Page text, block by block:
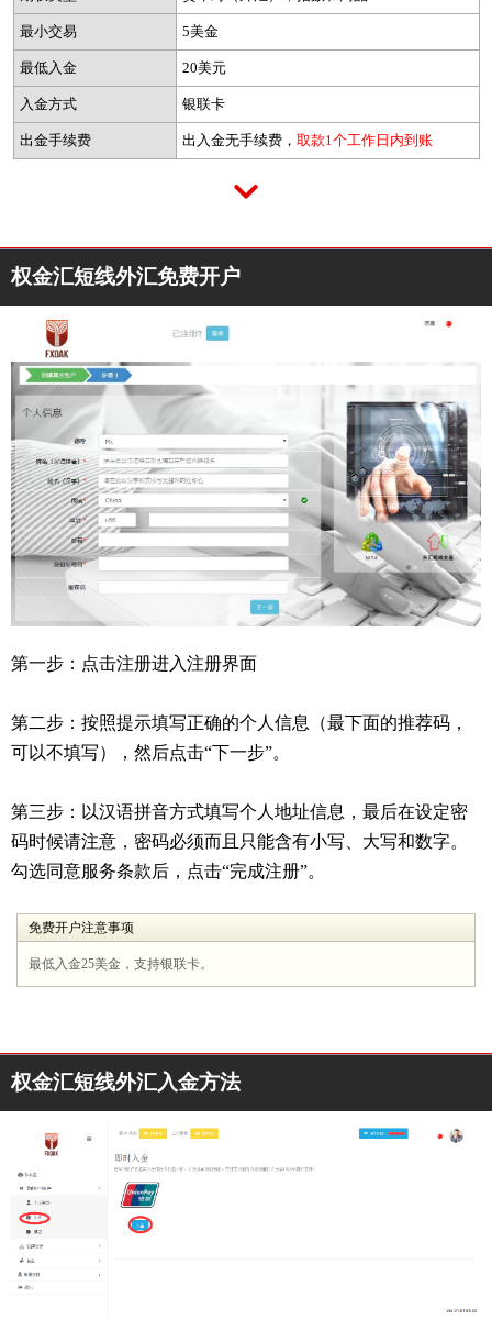
最小交易 5美金
最低入金 20美元
入金方式 银联卡
出金手续费 出入金无手续费， 取款1个工作日内到账
权金汇短线外汇免费开户
第一步：点击注册进入注册界面
第二步：按照提示填写正确的个人信息（最下面的推荐码，
可以不填写），然后点击“下一步”。
第三步：以汉语拼音方式填写个人地址信息，最后在设定密
码时候请注意，密码必须而且只能含有小写、大写和数字。
勾选同意服务条款后，点击“完成注册”。
免费开户注意事项
最低入金25美金，支持银联卡。
权金汇短线外汇入金方法